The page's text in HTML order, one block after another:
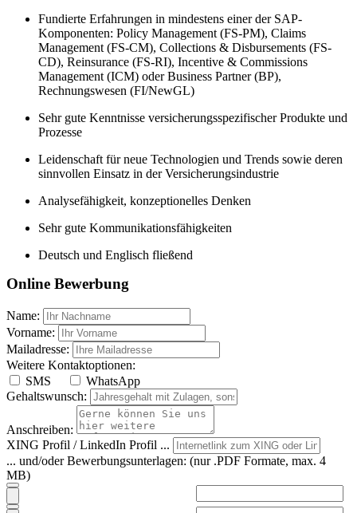
Fundierte Erfahrungen in mindestens einer der SAP-
Komponenten: Policy Management (FS-PM), Claims
Management (FS-CM), Collections & Disbursements (FS-
CD), Reinsurance (FS-RI), Incentive & Commissions
Management (ICM) oder Business Partner (BP),
Rechnungswesen (FI/NewGL)
Sehr gute Kenntnisse versicherungsspezifischer Produkte und
Prozesse
Leidenschaft für neue Technologien und Trends sowie deren
sinnvollen Einsatz in der Versicherungsindustrie
Analysefähigkeit, konzeptionelles Denken
Sehr gute Kommunikationsfähigkeiten
Deutsch und Englisch fließend
Online Bewerbung
Name:
Vorname:
Mailadresse:
Weitere Kontaktoptionen:
SMS
WhatsApp
Gehaltswunsch:
Anschreiben:
XING Profil / LinkedIn Profil ...
... und/oder Bewerbungsunterlagen: (nur .PDF Formate, max. 4
MB)